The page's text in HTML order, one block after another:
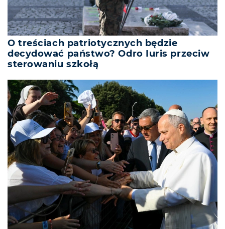
O treściach patriotycznych będzie
decydować państwo? Odro Iuris przeciw
sterowaniu szkołą